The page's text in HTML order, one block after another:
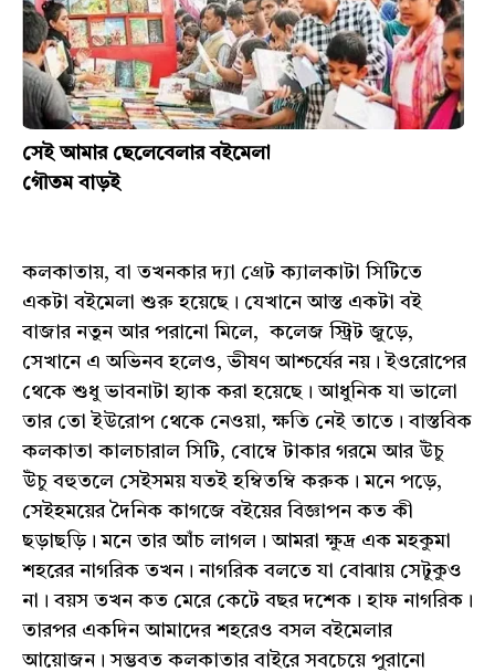
সেই আমার ছেলেবেলার বইমেলা
গৌতম বাড়ই
কলকাতায়, বা তখনকার দ্যা গ্রেট ক্যালকাটা সিটিতে
একটা বইমেলা শুরু হয়েছে। যেখানে আস্ত একটা বই
বাজার নতুন আর পরানো মিলে, কলেজ স্ট্রিট জুড়ে,
সেখানে এ অভিনব হলেও, ভীষণ আশ্চর্যের নয়। ইওরোপের
থেকে শুধু ভাবনাটা হ্যাক করা হয়েছে। আধুনিক যা ভালো
তার তো ইউরোপ থেকে নেওয়া, ক্ষতি নেই তাতে। বাস্তবিক
কলকাতা কালচারাল সিটি, বোম্বে টাকার গরমে আর উঁচু
উঁচু বহুতলে সেইসময় যতই হম্বিতম্বি করুক। মনে পড়ে,
সেইহময়ের দৈনিক কাগজে বইয়ের বিজ্ঞাপন কত কী
ছড়াছড়ি। মনে তার আঁচ লাগল। আমরা ক্ষুদ্র এক মহকুমা
শহরের নাগরিক তখন। নাগরিক বলতে যা বোঝায় সেটুকুও
না। বয়স তখন কত মেরে কেটে বছর দশেক। হাফ নাগরিক।
তারপর একদিন আমাদের শহরেও বসল বইমেলার
আয়োজন। সম্ভবত কলকাতার বাইরে সবচেয়ে পুরানো